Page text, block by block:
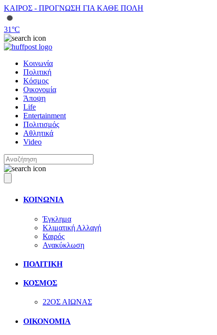
ΚΑΙΡΟΣ - ΠΡΟΓΝΩΣΗ ΓΙΑ ΚΑΘΕ ΠΟΛΗ
31°C
Κοινωνία
Πολιτική
Κόσμος
Οικονομία
Άποψη
Life
Entertainment
Πολιτισμός
Αθλητικά
Video
ΚΟΙΝΩΝΙΑ
Έγκλημα
Κλιματική Αλλαγή
Καιρός
Ανακύκλωση
ΠΟΛΙΤΙΚΗ
ΚΟΣΜΟΣ
22ΟΣ ΑΙΩΝΑΣ
ΟΙΚΟΝΟΜΙΑ